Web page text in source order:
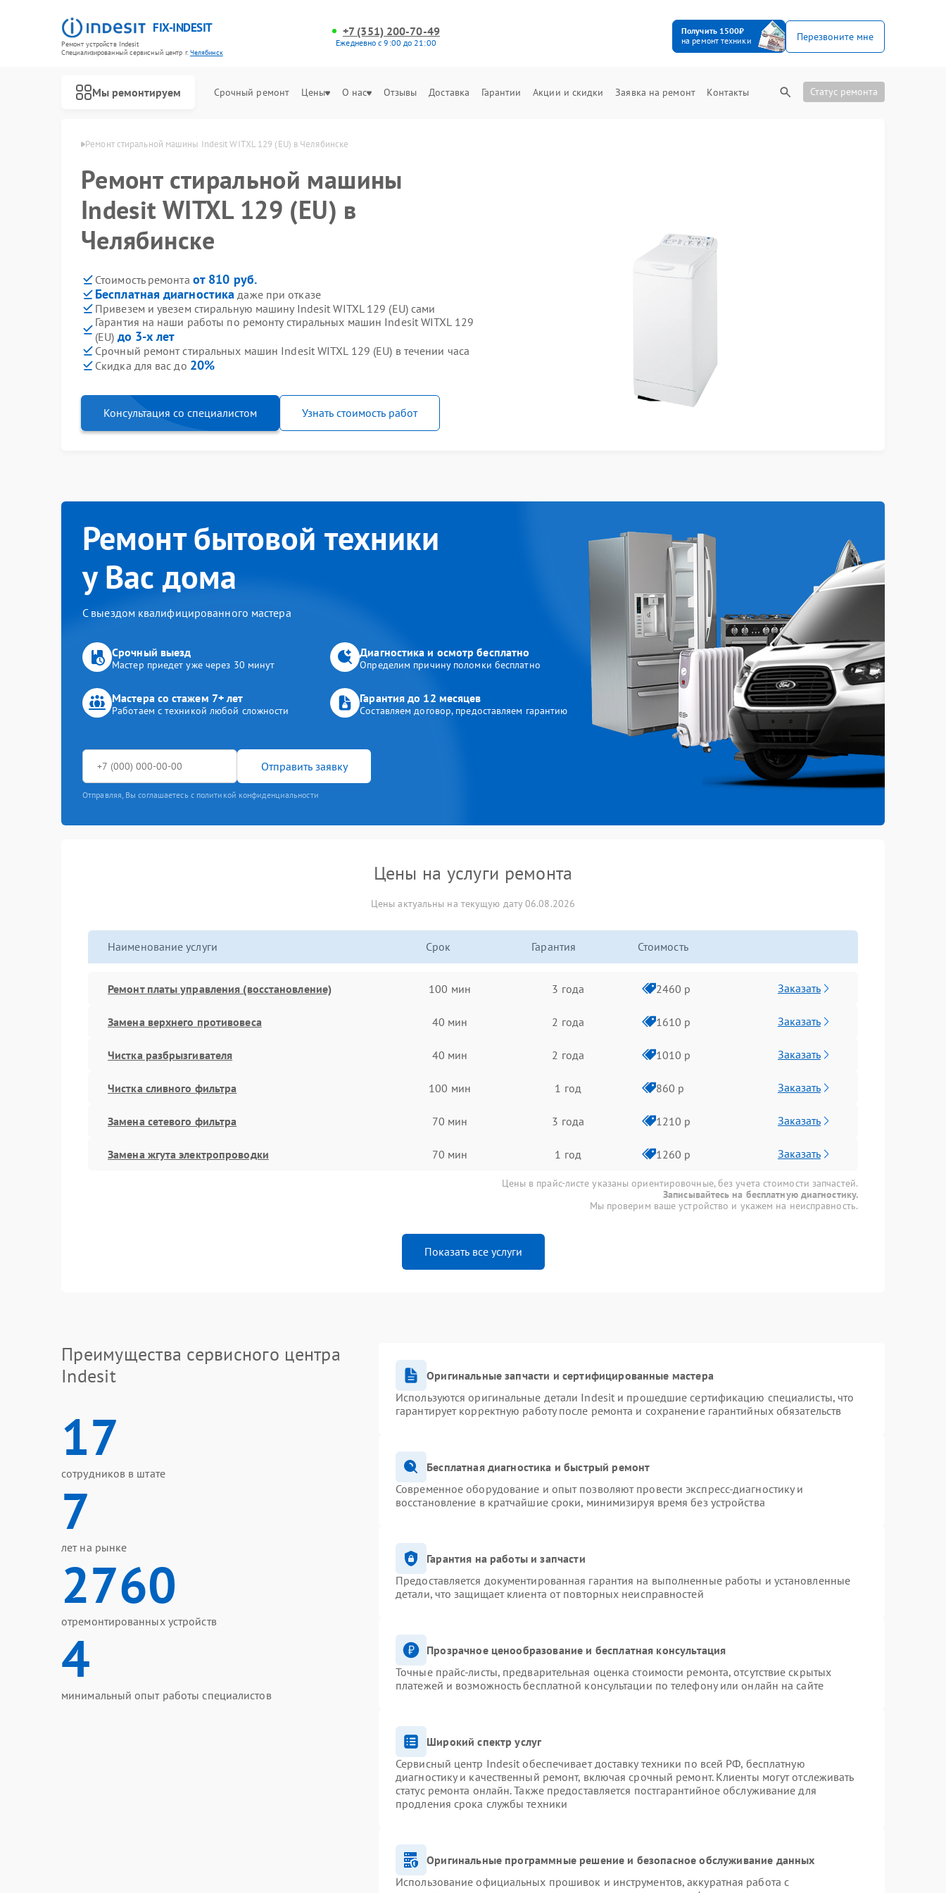
FIX-INDESIT
Ремонт устройств Indesit
Специализированный cервисный центр г.Челябинск
+7 (351) 200-70-49
Ежедневно с 9:00 до 21:00
Получить 1500₽
на ремонт техники
Перезвоните мне
Мы ремонтируем Срочный ремонт Цены О нас Отзывы Доставка Гарантии Акции и скидки Заявка на ремонт Контакты Статус ремонта
в Челябинске Ремонт стиральной машины Indesit WITXL 129 (EU) в Челябинске
Ремонт стиральной машины
Indesit WITXL 129 (EU) в
Челябинске
Стоимость ремонта от 810 руб.
Бесплатная диагностика даже при отказе
Привезем и увезем стиральную машину Indesit WITXL 129 (EU) сами
Гарантия на наши работы по ремонту стиральных машин Indesit WITXL 129
(EU) до 3-х лет
Срочный ремонт стиральных машин Indesit WITXL 129 (EU) в течении часа
Скидка для вас до 20%
Консультация со специалистом Узнать стоимость работ
Ремонт бытовой техники
у Вас дома
С выездом квалифицированного мастера
Срочный выезд
Мастер приедет уже через 30 минут
Диагностика и осмотр бесплатно
Определим причину поломки бесплатно
Мастера со стажем 7+ лет
Работаем с техникой любой сложности
Гарантия до 12 месяцев
Составляем договор, предоставляем гарантию
Отправить заявку
Отправляя, Вы соглашаетесь с политикой конфиденциальности
Цены на услуги ремонта
Цены актуальны на текущую дату 06.08.2026
Наименование услуги Срок Гарантия Стоимость
Ремонт платы управления (восстановление) 100 мин 3 года 2460 р Заказать
Замена верхнего противовеса 40 мин 2 года 1610 р Заказать
Чистка разбрызгивателя 40 мин 2 года 1010 р Заказать
Чистка сливного фильтра 100 мин 1 год 860 р Заказать
Замена сетевого фильтра 70 мин 3 года 1210 р Заказать
Замена жгута электропроводки 70 мин 1 год 1260 р Заказать
Цены в прайс-листе указаны ориентировочные, без учета стоимости запчастей.
Записывайтесь на бесплатную диагностику.
Мы проверим ваше устройство и укажем на неисправность.
Показать все услуги
Преимущества сервисного центра
Indesit
17
сотрудников в штате
7
лет на рынке
2760
отремонтированных устройств
4
минимальный опыт работы специалистов
Оригинальные запчасти и сертифицированные мастера
Используются оригинальные детали Indesit и прошедшие сертификацию специалисты, что
гарантирует корректную работу после ремонта и сохранение гарантийных обязательств
Бесплатная диагностика и быстрый ремонт
Современное оборудование и опыт позволяют провести экспресс-диагностику и
восстановление в кратчайшие сроки, минимизируя время без устройства
Гарантия на работы и запчасти
Предоставляется документированная гарантия на выполненные работы и установленные
детали, что защищает клиента от повторных неисправностей
Прозрачное ценообразование и бесплатная консультация
Точные прайс-листы, предварительная оценка стоимости ремонта, отсутствие скрытых
платежей и возможность бесплатной консультации по телефону или онлайн на сайте
Широкий спектр услуг
Сервисный центр Indesit обеспечивает доставку техники по всей РФ, бесплатную
диагностику и качественный ремонт, включая срочный ремонт. Клиенты могут отслеживать
статус ремонта онлайн. Также предоставляется постгарантийное обслуживание для
продления срока службы техники
Оригинальные программные решение и безопасное обслуживание данных
Использование официальных прошивок и инструментов, аккуратная работа с